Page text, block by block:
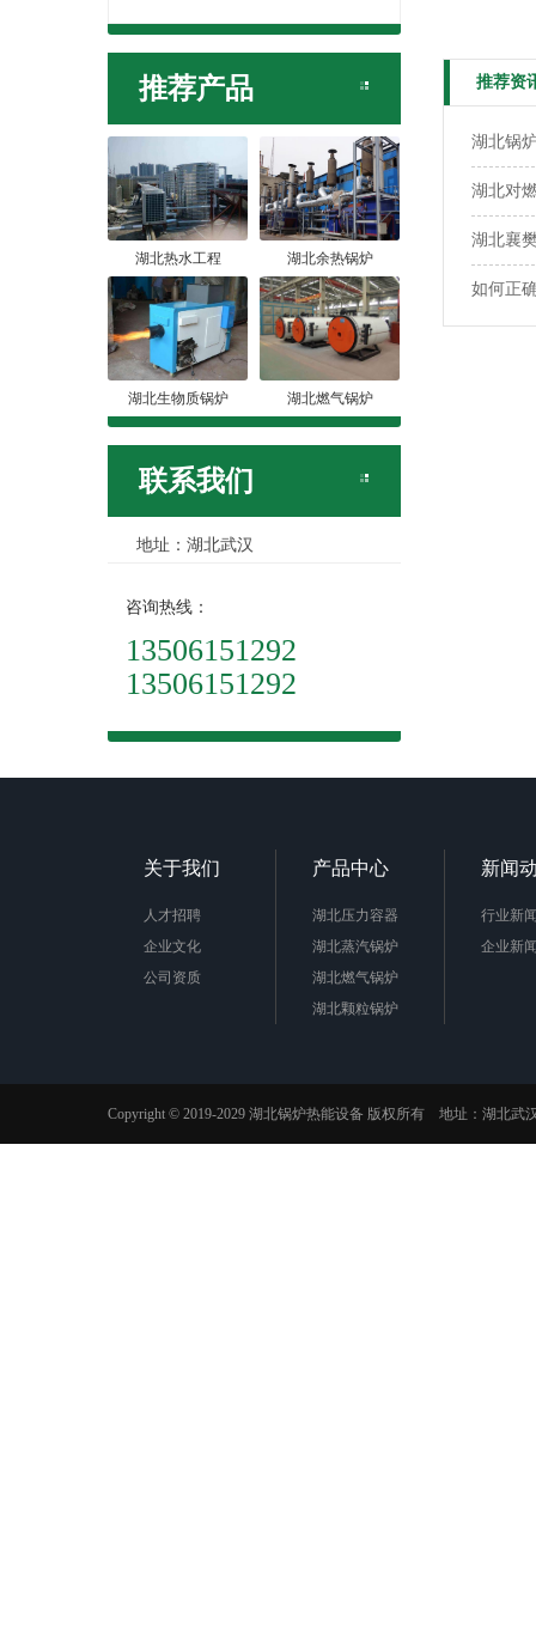
推荐产品
湖北热水工程 湖北余热锅炉
湖北生物质锅炉 湖北燃气锅炉
联系我们
地址：湖北武汉
咨询热线：
13506151292
13506151292
推荐资
湖北锅
湖北对
湖北襄
如何正
关于我们
人才招聘
企业文化
公司资质
产品中心
湖北压力容器
湖北蒸汽锅炉
湖北燃气锅炉
湖北颗粒锅炉
新闻
行业新
企业新
Copyright © 2019-2029 湖北锅炉热能设备 版权所有 地址：湖北